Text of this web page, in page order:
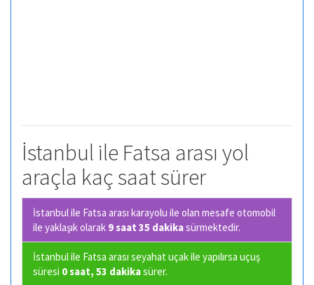
İstanbul ile Fatsa arası yol
araçla kaç saat sürer
İstanbul ile Fatsa arası karayolu ile olan mesafe otomobil
ile yaklaşık olarak 9 saat 35 dakikasürmektedir.
İstanbul ile Fatsa arası seyahat uçak ile yapılırsa uçuş
süresi 0 saat, 53 dakikasürer.